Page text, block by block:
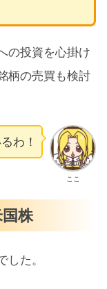
の投資を心掛け
柄の売買も検討
ここ
わ！
株
た。